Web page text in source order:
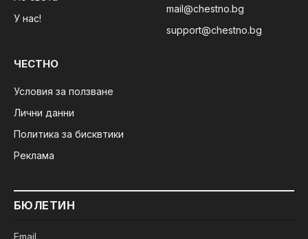
У нас!
mail@chestno.bg
support@chestno.bg
ЧЕСТНО
Условия за ползване
Лични данни
Политика за бисквтики
Реклама
БЮЛЕТИН